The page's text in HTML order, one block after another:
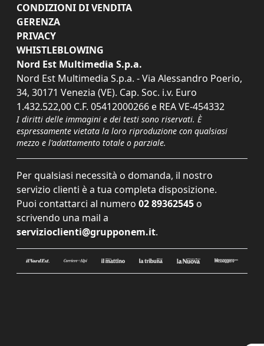
CONDIZIONI DI VENDITA
GERENZA
PRIVACY
WHISTLEBLOWING
Nord Est Multimedia S.p.a.
Nord Est Multimedia S.p.a. - Via Alessandro Poerio,
34, 30171 Venezia (VE). Cap. Soc. i.v. Euro
1.432.522,00 C.F. 05412000266 e REA VE-454332
I diritti delle immagini e dei testi sono riservati. È
espressamente vietata la loro riproduzione con qualsiasi
mezzo e l'adattamento totale o parziale.
Per qualsiasi necessità o domanda, il nostro
servizio clienti è a tua completa disposizione.
Puoi contattarci al numero 02 89362545 o
scrivendo una mail a
servizioclienti@grupponem.it.